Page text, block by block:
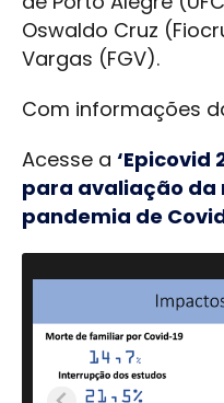
Oswaldo Cruz
Vargas (FGV).
Com informações
Acesse a ‘Epicovid
para avaliação da
pandemia de